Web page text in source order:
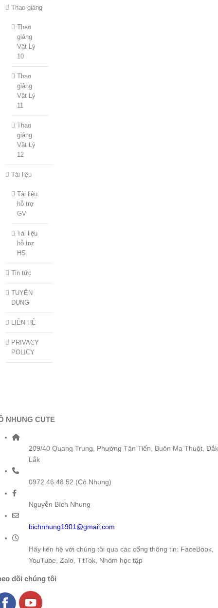
Thao giảng
Thao
giảng
Vật Lý
10
Thao
giảng
Vật Lý
11
Thao
giảng
Vật Lý
12
Tài liệu
Tài liệu
hỗ trợ
GV
Tài liệu
hỗ trợ
HS
Tin tức
TUYỂN
DỤNG
LIÊN HỆ
PRIVACY
POLICY
NHUNG CUTE
209/40 Quang Trung, Phường Tân Tiến, Buôn Ma Thuột, Đắk
Lắk
0972.46.48.52 (Cô Nhung)
Nguyễn Bích Nhung
bichnhung1901@gmail.com
Hãy liên hệ với chúng tôi qua các cổng thông tin: FaceBook,
YouTube, Zalo, TitTok, Nhóm học tập
dõi chúng tôi